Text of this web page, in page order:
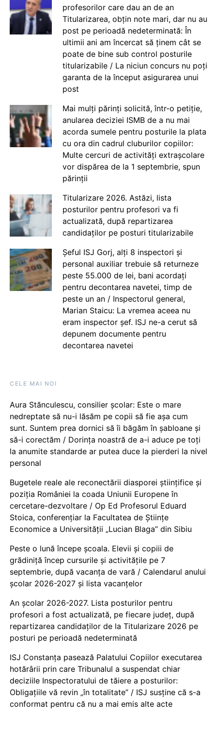
profesorilor care dau an de an
Titularizarea, obțin note mari, dar nu au
post pe perioadă nedeterminată: În
ultimii ani am încercat să ținem cât se
poate de bine sub control posturile
titularizabile / La niciun concurs nu poți
garanta de la început asigurarea unui
post
Mai mulți părinți solicită, într-o petiție,
anularea deciziei ISMB de a nu mai
acorda sumele pentru posturile la plata
cu ora din cadrul cluburilor copiilor:
Multe cercuri de activități extrașcolare
vor dispărea de la 1 septembrie, spun
părinții
Titularizare 2026. Astăzi, lista
posturilor pentru profesori va fi
actualizată, după repartizarea
candidaților pe posturi titularizabile
Șeful ISJ Gorj, alți 8 inspectori și
personal auxiliar trebuie să returneze
peste 55.000 de lei, bani acordați
pentru decontarea navetei, timp de
peste un an / Inspectorul general,
Marian Staicu: La vremea aceea nu
eram inspector șef. ISJ ne-a cerut să
depunem documente pentru
decontarea navetei
CELE MAI NOI
Aura Stănculescu, consilier școlar: Este o mare
nedreptate să nu-i lăsăm pe copii să fie așa cum
sunt. Suntem prea dornici să îi băgăm în șabloane și
să-i corectăm / Dorința noastră de a-i aduce pe toți
la anumite standarde ar putea duce la pierderi la nivel
personal
Bugetele reale ale reconectării diasporei științifice și
poziția României la coada Uniunii Europene în
cercetare-dezvoltare / Op Ed Profesorul Eduard
Stoica, conferențiar la Facultatea de Științe
Economice a Universității „Lucian Blaga” din Sibiu
Peste o lună începe școala. Elevii și copiii de
grădiniță încep cursurile și activitățile pe 7
septembrie, după vacanța de vară / Calendarul anului
școlar 2026-2027 și lista vacanțelor
An școlar 2026-2027. Lista posturilor pentru
profesori a fost actualizată, pe fiecare județ, după
repartizarea candidaților de la Titularizare 2026 pe
posturi pe perioadă nedeterminată
ISJ Constanța pasează Palatului Copiilor executarea
hotărârii prin care Tribunalul a suspendat chiar
deciziile Inspectoratului de tăiere a posturilor:
Obligațiile vă revin „în totalitate” / ISJ susține că s-a
conformat pentru că nu a mai emis alte acte